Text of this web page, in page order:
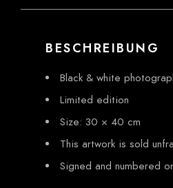
BESCHREIBUNG
Black & white
Limited edition
Size: 30 × 40 cm
This artwork is sold
Signed and numbered